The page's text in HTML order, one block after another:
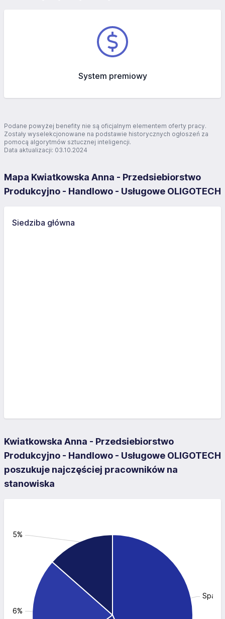
System premiowy
Podane powyżej benefity nie są oficjalnym elementem oferty pracy.
Zostały wyselekcjonowane na podstawie historycznych ogłoszeń za
pomocą algorytmów sztucznej inteligencji.
Data aktualizacji: 03.10.2024
Mapa Kwiatkowska Anna - Przedsiebiorstwo
Produkcyjno - Handlowo - Usługowe OLIGOTECH
Siedziba główna
Kwiatkowska Anna - Przedsiebiorstwo
Produkcyjno - Handlowo - Usługowe OLIGOTECH
poszukuje najczęściej pracowników na
stanowiska
21.6%